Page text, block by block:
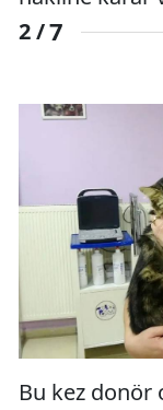
2 /7
Bu kez donör